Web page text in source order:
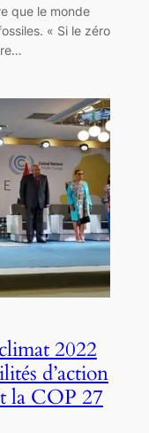
que le monde
« Si le zéro
2022
d’action
la COP 27